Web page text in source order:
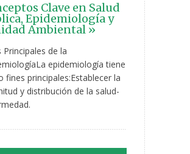
Clave en Salud
Epidemiología y
Ambiental »
Principales de la
epidemiología tiene
fines principales:Establecer la
y distribución de la salud-